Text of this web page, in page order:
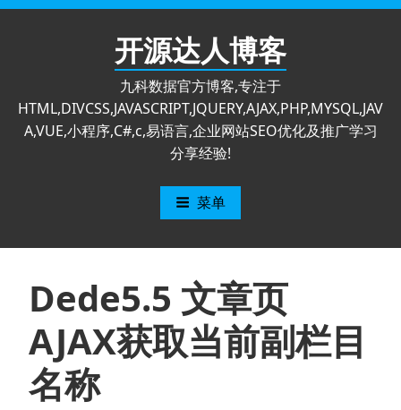
跳
开源达人博客
九科数据官方博客,专注于
HTML,DIVCSS,JAVASCRIPT,JQUERY,AJAX,PHP,MYSQL,JAV
A,VUE,小程序,C#,c,易语言,企业网站SEO优化及推广学习
分享经验!
菜单
Dede5.5 文章页
AJAX获取当前副栏目
名称